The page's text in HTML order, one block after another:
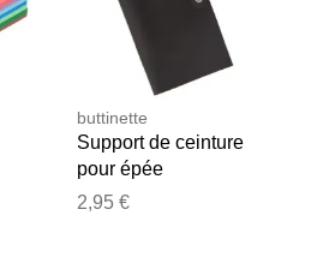
buttinette
Support de ceinture
pour épée
2,95 €